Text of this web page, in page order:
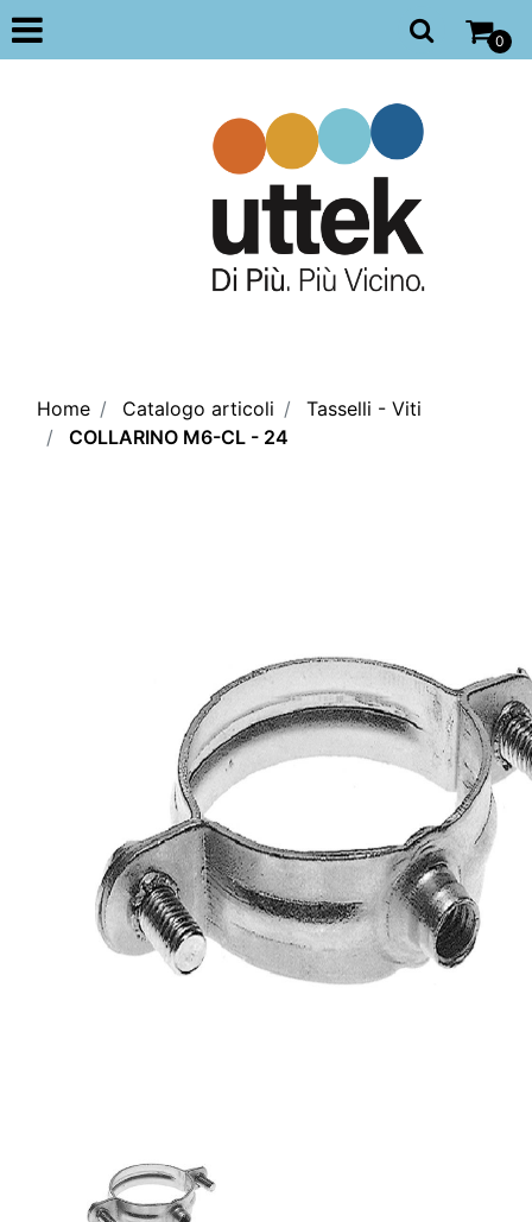
Open
0
Home Catalogo articoli
Tasselli - Viti
COLLARINO M6-CL - 24